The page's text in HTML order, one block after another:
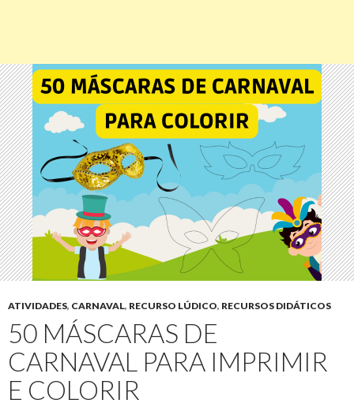
ATIVIDADES, CARNAVAL, RECURSO LÚDICO, RECURSOS DIDÁTICOS
50 MÁSCARAS DE
CARNAVAL PARA IMPRIMIR
E COLORIR